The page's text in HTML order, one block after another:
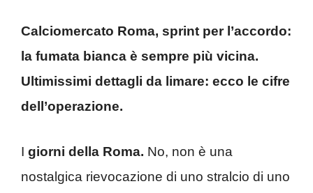
Calciomercato Roma, sprint per l’accordo:
la fumata bianca è sempre più vicina.
Ultimissimi dettagli da limare: ecco le cifre
dell’operazione.
I giorni della Roma. No, non è una
nostalgica rievocazione di uno stralcio di uno